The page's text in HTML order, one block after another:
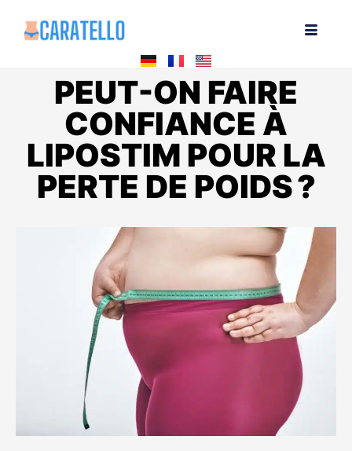
PEUT-ON FAIRE
CONFIANCE À
LIPOSTIM POUR LA
PERTE DE POIDS ?